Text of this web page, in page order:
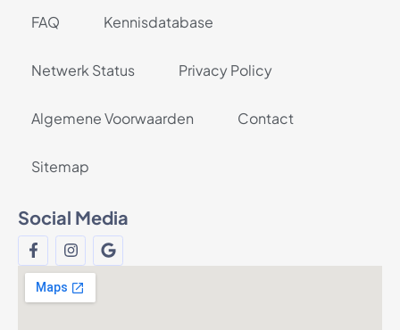
FAQ Kennisdatabase
Netwerk Status Privacy Policy
Algemene Voorwaarden Contact
Sitemap
Social Media